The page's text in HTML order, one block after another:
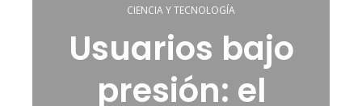
CIENCIA Y TECNOLOGÍA
Usuarios bajo
presión: el